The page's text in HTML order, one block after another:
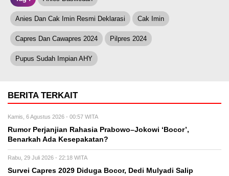
Anies Dan Cak Imin Resmi Deklarasi Cak Imin
Capres Dan Cawapres 2024 Pilpres 2024
Pupus Sudah Impian AHY
BERITA TERKAIT
Kamis, 6 Agustus 2026 - 00:57 WITA
Rumor Perjanjian Rahasia Prabowo–Jokowi ‘Bocor’,
Benarkah Ada Kesepakatan?
Rabu, 29 Juli 2026 - 22:18 WITA
Survei Capres 2029 Diduga Bocor, Dedi Mulyadi Salip